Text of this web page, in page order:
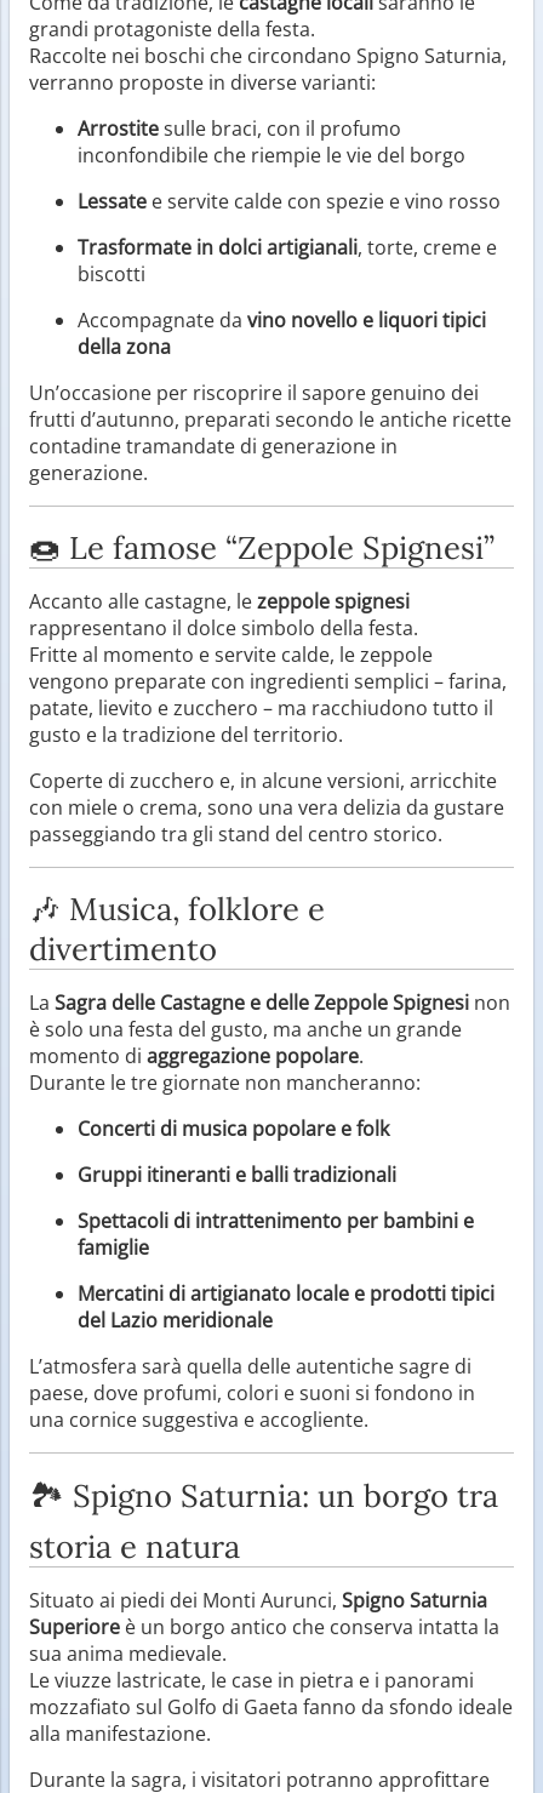
grandi protagoniste della festa.
Raccolte nei boschi che circondano Spigno Saturnia,
verranno proposte in diverse varianti:
Arrostitesulle braci, con il profumo
inconfondibile che riempie le vie del borgo
Lessate e servite calde con spezie e vino rosso
Trasformate in dolci artigianali, torte, creme e
biscotti
Accompagnate da vino novello e liquori tipici
della zona
Un’occasione per riscoprire il sapore genuino dei
frutti d’autunno, preparati secondo le antiche ricette
contadine tramandate di generazione in
generazione.
🍩 Le famose “Zeppole Spignesi”
Accanto alle castagne, lezeppole spignesi
rappresentano il dolce simbolo della festa.
Fritte al momento e servite calde, le zeppole
vengono preparate con ingredienti semplici – farina,
patate, lievito e zucchero – ma racchiudono tutto il
gusto e la tradizione del territorio.
Coperte di zucchero e, in alcune versioni, arricchite
con miele o crema, sono una vera delizia da gustare
passeggiando tra gli stand del centro storico.
🎶 Musica, folklore e
divertimento
La Sagra delle Castagne e delle Zeppole Spignesi non
è solo una festa del gusto, ma anche un grande
momento di aggregazione popolare.
Durante le tre giornate non mancheranno:
Concerti di musica popolare e folk
Gruppi itineranti e balli tradizionali
Spettacoli di intrattenimento per bambini e
famiglie
Mercatini di artigianato locale e prodotti tipici
del Lazio meridionale
L’atmosfera sarà quella delle autentiche sagre di
paese, dove profumi, colori e suoni si fondono in
una cornice suggestiva e accogliente.
🏞️ Spigno Saturnia: un borgo tra
storia e natura
Situato ai piedi dei Monti Aurunci, Spigno Saturnia
Superiore è un borgo antico che conserva intatta la
sua anima medievale.
Le viuzze lastricate, le case in pietra e i panorami
mozzafiato sul Golfo di Gaeta fanno da sfondo ideale
alla manifestazione.
Durante la sagra, i visitatori potranno approfittare